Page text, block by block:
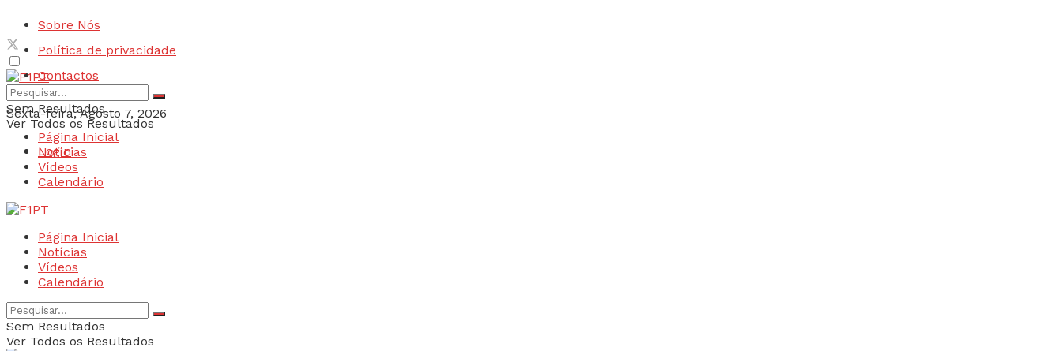
Sobre Nós
Política de privacidade
Contactos
Sexta-feira, Agosto 7, 2026
Login
Sem Resultados
Ver Todos os Resultados
Página Inicial
Notícias
Vídeos
Calendário
Página Inicial
Notícias
Vídeos
Calendário
Sem Resultados
Ver Todos os Resultados